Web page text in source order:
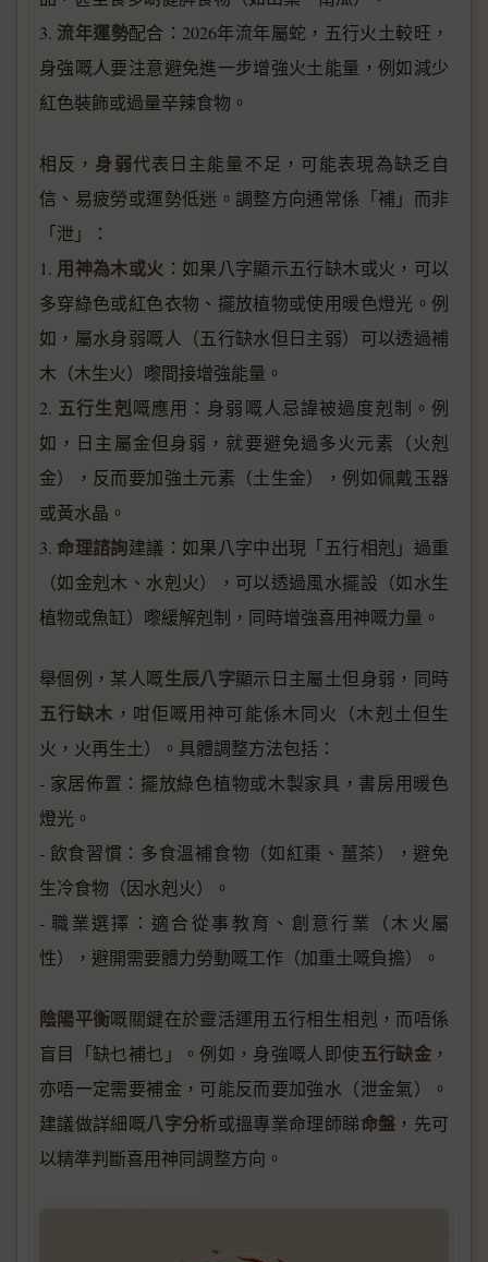
3. 流年運勢配合：2026年流年屬蛇，五行火土較旺，
身強嘅人要注意避免進一步增強火土能量，例如減少
紅色裝飾或過量辛辣食物。
相反， 身弱代表日主能量不足，可能表現為缺乏自
信、易疲勞或運勢低迷。調整方向通常係「補」而非
「泄」：
1. 用神為木或火 ：如果八字顯示五行缺木或火，可以
多穿綠色或紅色衣物、擺放植物或使用暖色燈光。例
如，屬水身弱嘅人（五行缺水但日主弱）可以透過補
木（木生火）嚟間接增強能量。
2. 五行生剋嘅應用：身弱嘅人忌諱被過度剋制。例
如，日主屬金但身弱，就要避免過多火元素（火剋
金），反而要加強土元素（土生金），例如佩戴玉器
或黃水晶。
3. 命理諮詢建議：如果八字中出現「五行相剋」過重
（如金剋木、水剋火），可以透過風水擺設（如水生
植物或魚缸）嚟緩解剋制，同時增強喜用神嘅力量。
舉個例，某人嘅生辰八字顯示日主屬土但身弱，同時
五行缺木 ，咁佢嘅用神可能係木同火（木剋土但生
火，火再生土）。具體調整方法包括：
- 家居佈置：擺放綠色植物或木製家具，書房用暖色
燈光。
- 飲食習慣：多食溫補食物（如紅棗、薑茶），避免
生冷食物（因水剋火）。
- 職業選擇：適合從事教育、創意行業（木火屬
性），避開需要體力勞動嘅工作（加重土嘅負擔）。
陰陽平衡嘅關鍵在於靈活運用五行相生相剋，而唔係
盲目「缺乜補乜」。例如，身強嘅人即使五行缺金 ，
亦唔一定需要補金，可能反而要加強水（泄金氣）。
建議做詳細嘅八字分析或搵專業命理師睇命盤 ，先可
以精準判斷喜用神同調整方向。